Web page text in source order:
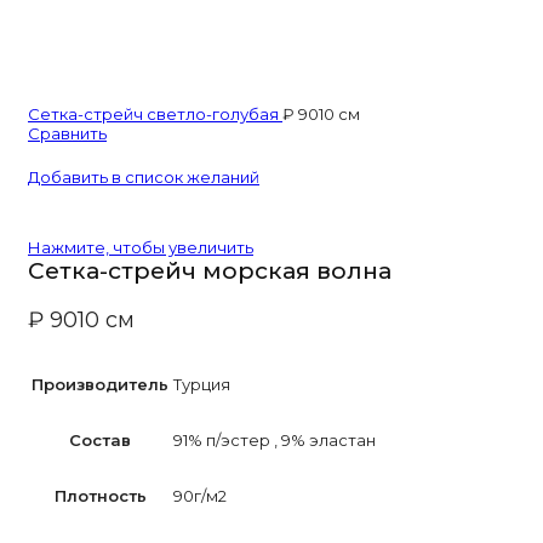
Сетка-стрейч светло-голубая ₽ 9010 см
Сравнить
Добавить в список желаний
Нажмите, чтобы увеличить
Сетка-стрейч морская волна
₽ 9010 см
Производитель Турция
Состав 91% п/эcтер 9% эластан
Плотность 90г/м2